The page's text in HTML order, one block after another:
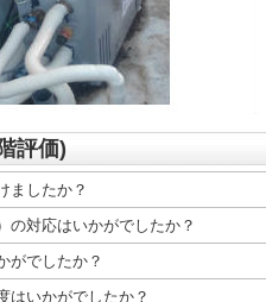
評価)
ましたか？
対応はいかがでしたか？
がでしたか？
はいかがでしたか？